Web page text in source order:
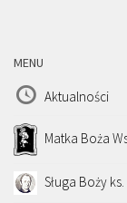
MENU
Aktualności
Matka Boża
Sługa Boży